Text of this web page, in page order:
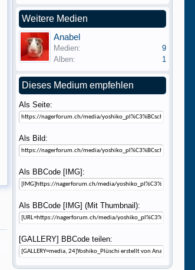
Weitere Medien
Anabel
Medien:
9
Alben:
1
Dieses Medium empfehlen
Als Seite:
Als Bild:
Als BBCode [IMG]:
Als BBCode [IMG] (Mit Thumbnail):
[GALLERY] BBCode teilen: